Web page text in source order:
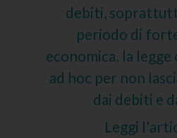
debiti,
periodo di
economica. la
ad hoc per non
dai debiti e
Leggi